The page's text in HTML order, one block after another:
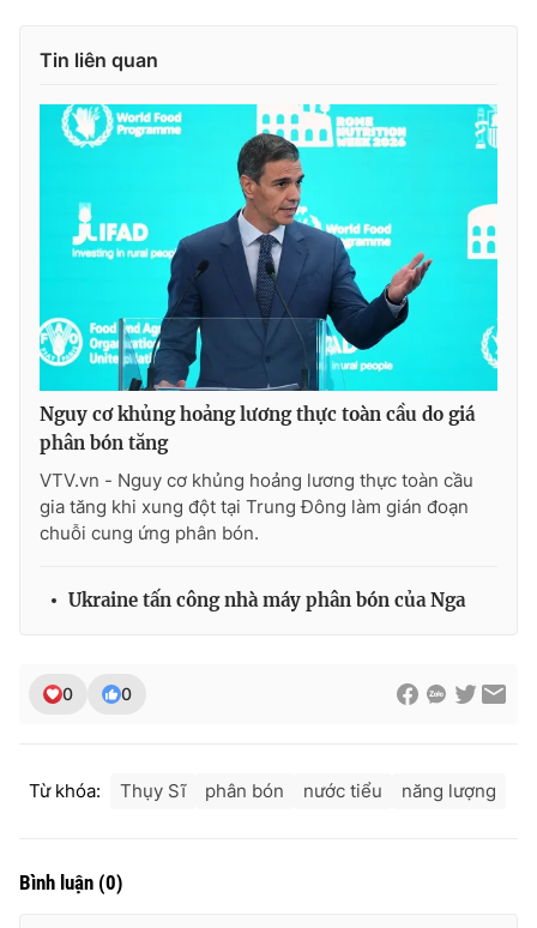
Tin liên quan
Nguy cơ khủng hoảng lương thực toàn cầu do giá
phân bón tăng
VTV.vn - Nguy cơ khủng hoảng lương thực toàn cầu
gia tăng khi xung đột tại Trung Đông làm gián đoạn
chuỗi cung ứng phân bón.
Ukraine tấn công nhà máy phân bón của Nga
0 0
Từ khóa: Thụy Sĩ phân bón nước tiểu năng lượng
Bình luận (0)